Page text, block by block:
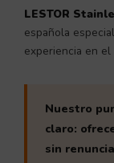
LESTOR
española
experiencia en
Nuestro
claro:
sin